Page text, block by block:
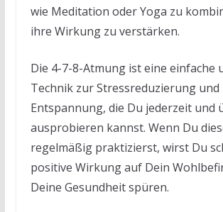
wie Meditation oder Yoga zu
ihre Wirkung zu verstärken.
Die 4-7-8-Atmung ist eine einfache
Technik zur Stressreduzierung und
Entspannung, die Du jederzeit und
ausprobieren kannst. Wenn Du
regelmäßig praktizierst, wirst Du
positive Wirkung auf Dein
Deine Gesundheit spüren.